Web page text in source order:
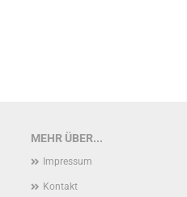
MEHR ÜBER...
Impressum
Kontakt